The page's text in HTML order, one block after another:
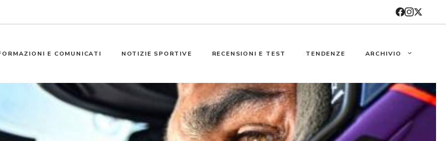
E COMUNICATI NOTIZIE SPORTIVE RECENSIONI E TEST TENDENZE ARCHIVIO